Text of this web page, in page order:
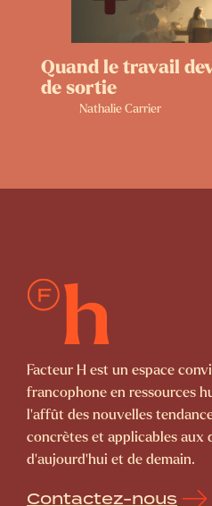
Quand le travail
de sortie
Nathalie Carrier
Facteur H est un espace
francophone en ressources
l’affût des nouvelles
concrètes et applicables aux
d’aujourd’hui et de demain.
Contactez-nous